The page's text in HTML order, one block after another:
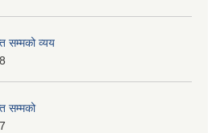
सम्मको व्यय
सम्मको